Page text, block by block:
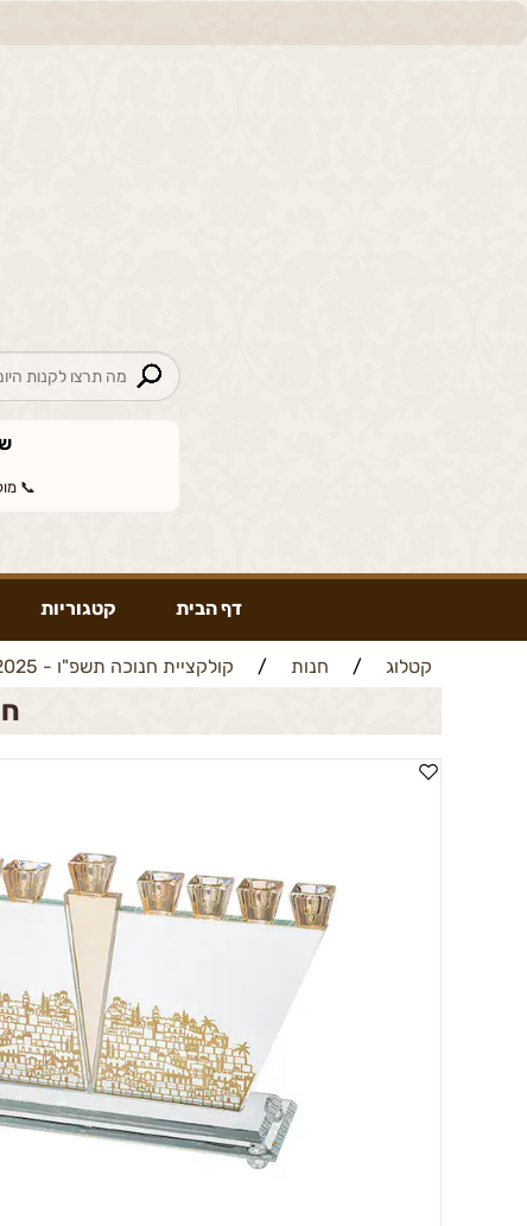
📞 מוקד:
דף הבית קטגוריות
קטלוג / חנות / קולקציית חנוכה תשפ"ו - 2025